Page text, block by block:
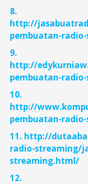
8.
http://
pembuatan-
9.
http://
pembuatan-
10.
http://
pembuatan-
11. http://
radio-streaming/
streaming.html/
12.